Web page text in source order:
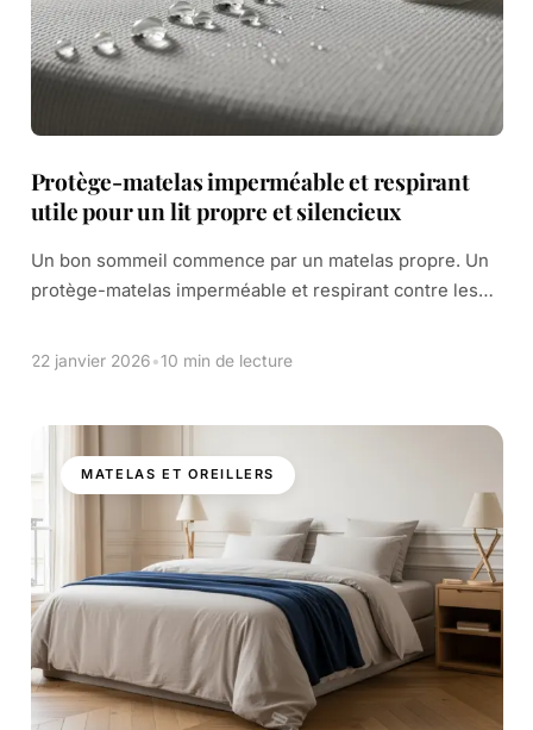
Protège-matelas imperméable et respirant
utile pour un lit propre et silencieux
Un bon sommeil commence par un matelas propre. Un
protège-matelas imperméable et respirant contre les
les acariens. Il permet aussi de garder […]
22 janvier 2026•10 min de lecture
MATELAS ET OREILLERS